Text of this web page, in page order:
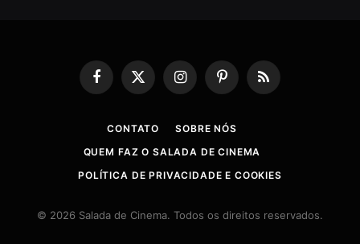
Facebook
X
(Twitter)
InstagramPinterestRSS
CONTATO
SOBRE NÓS
QUEM FAZ O SALADA DE CINEMA
POLÍTICA DE PRIVACIDADE E COOKIES
© 2026 Salada de Cinema. Todos os direitos reservados.